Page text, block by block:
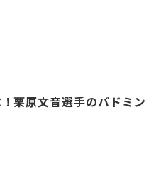
栗原文音選手のバドミン